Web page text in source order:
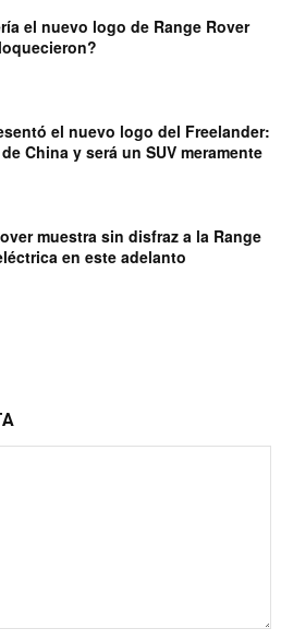
el nuevo logo de Range Rover
el nuevo logo del Freelander:
China y será un SUV meramente
muestra sin disfraz a la Range
en este adelanto